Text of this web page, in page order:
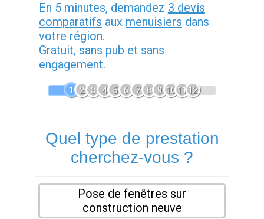
En 5 minutes, demandez 3 devis
comparatifs aux menuisiers dans
votre région.
Gratuit, sans pub et sans
engagement.
1 2 3 4 5 6 7 8 9 1011 12
Quel type de prestation
cherchez-vous ?
Pose de fenêtres sur
construction neuve